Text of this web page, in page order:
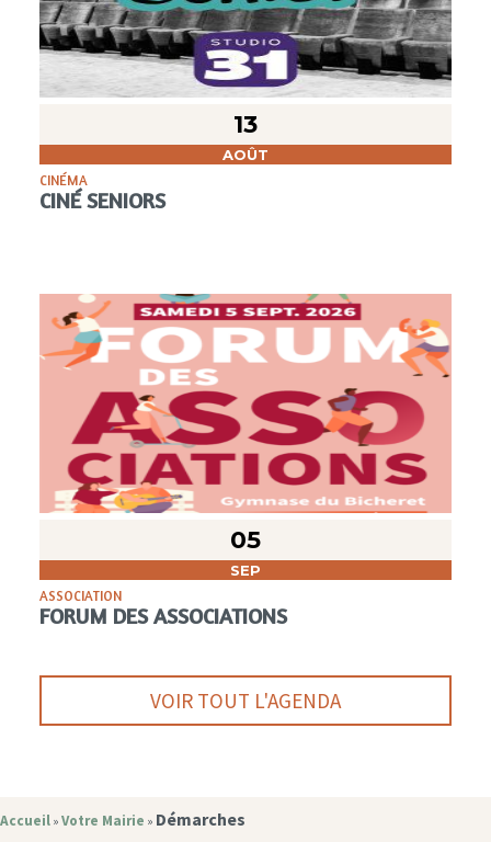
13
AOÛT
CINÉMA
CINÉ SENIORS
05
SEP
ASSOCIATION
FORUM DES ASSOCIATIONS
VOIR TOUT L'AGENDA
Accueil » Votre Mairie » Démarches